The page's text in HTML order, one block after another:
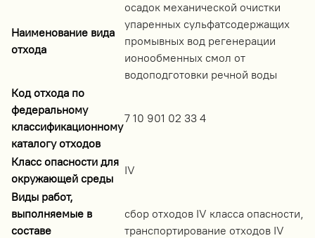
Наименование вида
отхода
осадок механической очистки
упаренных сульфатсодержащих
промывных вод регенерации
ионообменных смол от
водоподготовки речной воды
Код отхода по
федеральному
классификационному
каталогу отходов
7 10 901 02 33 4
Класс опасности для
окружающей среды
IV
Виды работ,
выполняемые в
составе
сбор отходов IV класса опасности,
транспортирование отходов IV